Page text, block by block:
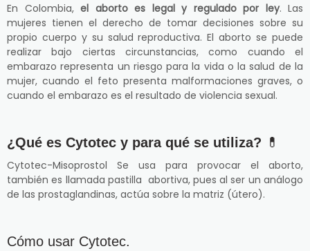
En Colombia, el aborto es legal y regulado por ley. Las
mujeres tienen el derecho de tomar decisiones sobre su
propio cuerpo y su salud reproductiva. El aborto se puede
realizar bajo ciertas circunstancias, como cuando el
embarazo representa un riesgo para la vida o la salud de la
mujer, cuando el feto presenta malformaciones graves, o
cuando el embarazo es el resultado de violencia sexual.
¿Qué es Cytotec y para qué se utiliza? 💊
Cytotec-Misoprostol Se usa para provocar el aborto,
también es llamada pastilla abortiva, pues al ser un análogo
de las prostaglandinas, actúa sobre la matriz (útero).
Cómo usar Cytotec.